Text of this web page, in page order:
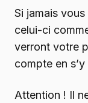
Si jamais
celui-ci
verront votre
compte en
Attention ! Il